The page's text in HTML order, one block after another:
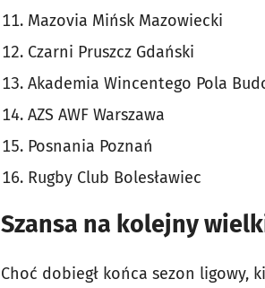
Mazovia Mińsk Mazowiecki
Czarni Pruszcz Gdański
Akademia Wincentego Pola
AZS AWF Warszawa
Posnania Poznań
Rugby Club Bolesławiec
Szansa na kolejny
Choć dobiegł końca sezon ligowy,